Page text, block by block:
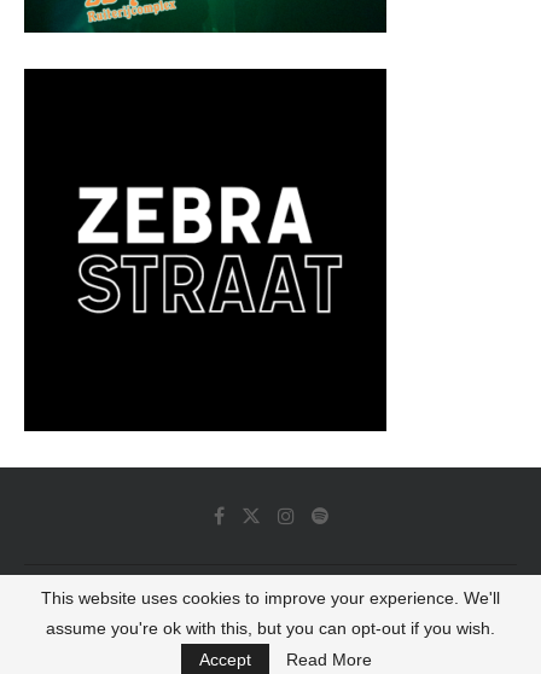
© 2022 - Luminous Dash All Rights Reserved
BACK TO TOP
This website uses cookies to improve your experience. We'll
assume you're ok with this, but you can opt-out if you wish.
Accept
Read More